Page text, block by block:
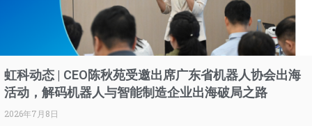
虹科动态 | CEO陈秋苑受邀出席广东省机器人协会出海
活动，解码机器人与智能制造企业出海破局之路
2026年7月8日